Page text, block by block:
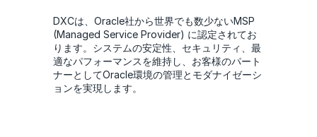
DXCは、Oracle社から世界でも数少ないMSP
(Managed Service Provider) に認定されてお
ります。システムの安定性、セキュリティ、最
適なパフォーマンスを維持し、お客様のパート
ナーとしてOracle環境の管理とモダナイゼーシ
ョンを実現します。